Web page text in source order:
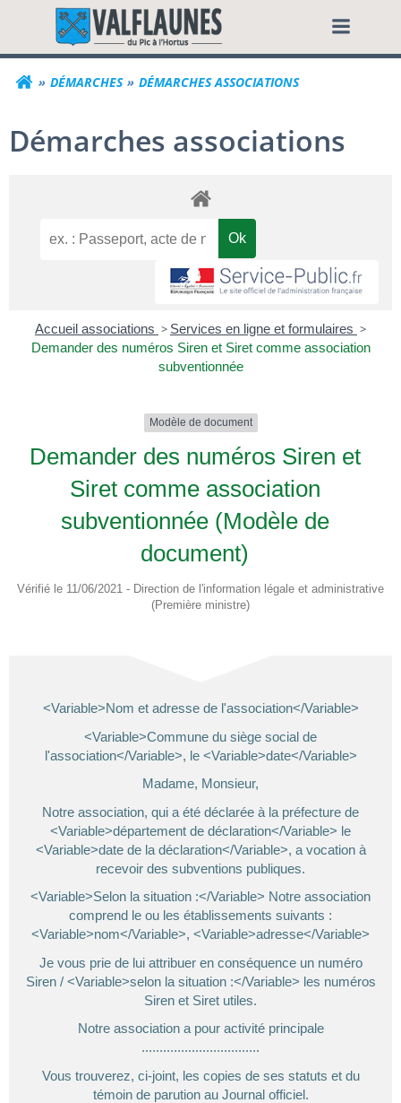
contenuCommune de
DÉMARCHES DÉMARCHES ASSOCIATIONS
Démarches associations
Accueil associations > Services en ligne et formulaires >
Demander des numéros Siren et Siret comme association
subventionnée
Modèle de document
Demander des numéros Siren et
Siret comme association
subventionnée (Modèle de
document)
Vérifié le 11/06/2021 - Direction de l'information légale et administrative
(Première ministre)
<Variable>Nom et adresse de l'association</Variable>
<Variable>Commune du siège social de
l'association</Variable>, le <Variable>date</Variable>
Madame, Monsieur,
Notre association, qui a été déclarée à la préfecture de
<Variable>département de déclaration</Variable> le
<Variable>date de la déclaration</Variable>, a vocation à
recevoir des subventions publiques.
<Variable>Selon la situation :</Variable> Notre association
comprend le ou les établissements suivants :
<Variable>nom</Variable>, <Variable>adresse</Variable>
Je vous prie de lui attribuer en conséquence un numéro
Siren / <Variable>selon la situation :</Variable> les numéros
Siren et Siret utiles.
Notre association a pour activité principale
.................................
Vous trouverez, ci-joint, les copies de ses statuts et du
témoin de parution au Journal officiel.